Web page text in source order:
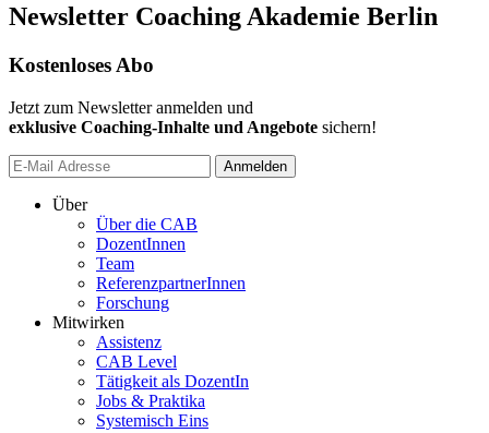
Newsletter Coaching Akademie Berlin
Kostenloses Abo
Jetzt zum Newsletter anmelden und
exklusive Coaching-Inhalte und Angebote sichern!
Anmelden
Über
Über die CAB
DozentInnen
Team
ReferenzpartnerInnen
Forschung
Mitwirken
Assistenz
CAB Level
Tätigkeit als DozentIn
Jobs & Praktika
Systemisch Eins